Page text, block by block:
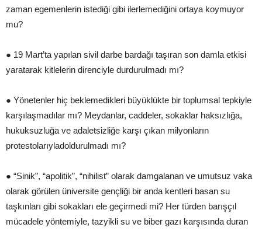
zaman egemenlerin istediği gibi ilerlemediğini ortaya koymuyor
mu?
● 19 Mart’ta yapılan sivil darbe bardağı taşıran son damla etkisi
yaratarak kitlelerin direnciyle durdurulmadı mı?
● Yönetenler hiç beklemedikleri büyüklükte bir toplumsal tepkiyle
karşılaşmadılar mı? Meydanlar, caddeler, sokaklar haksızlığa,
hukuksuzluğa ve adaletsizliğe karşı çıkan milyonların
protestolarıyladoldurulmadı mı?
● “Sinik”, “apolitik”, “nihilist” olarak damgalanan ve umutsuz vaka
olarak görülen üniversite gençliği bir anda kentleri basan su
taşkınları gibi sokakları ele geçirmedi mi? Her türden barışçıl
mücadele yöntemiyle, tazyikli su ve biber gazı karşısında duran